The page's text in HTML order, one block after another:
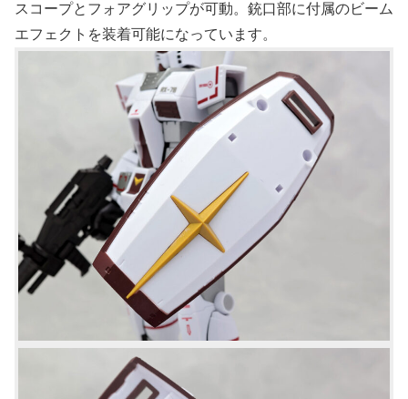
スコープとフォアグリップが可動。銃口部に付属のビーム
エフェクトを装着可能になっています。